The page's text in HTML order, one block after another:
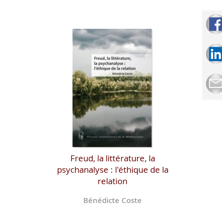
Freud, la littérature, la
psychanalyse : l'éthique de la
relation
Bénédicte Coste